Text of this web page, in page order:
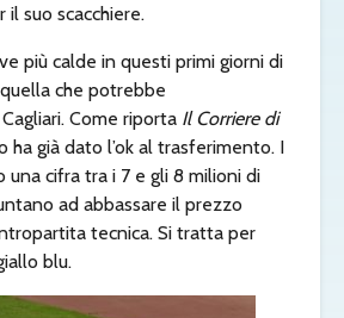
suo scacchiere.
più calde in questi primi giorni di
che potrebbe
Come riporta Il Corriere di
ha già dato l’ok al trasferimento. I
cifra tra i 7 e gli 8 milioni di
ad abbassare il prezzo
tecnica. Si tratta per
blu.